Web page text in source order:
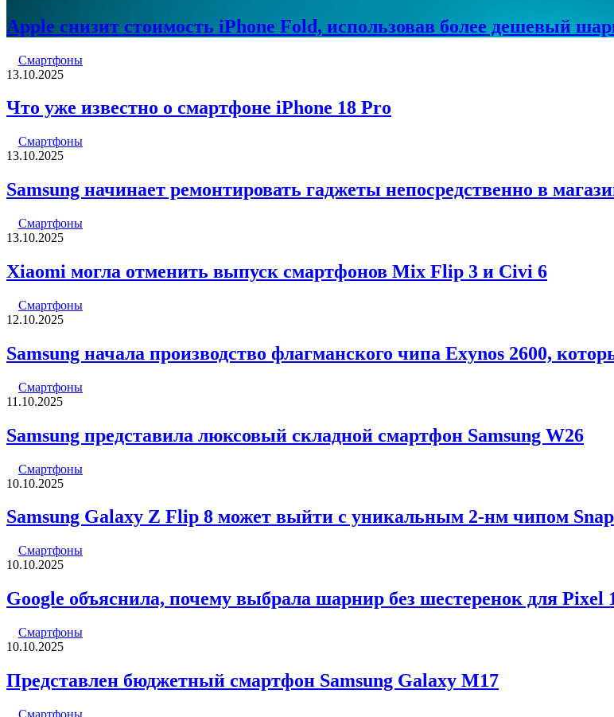
Apple снизит стоимость iPhone Fold, использовав более дешевый
Смартфоны
13.10.2025
Что уже известно о смартфоне iPhone 18 Pro
Смартфоны
13.10.2025
Samsung начинает ремонтировать гаджеты непосредственно в
Смартфоны
13.10.2025
Xiaomi могла отменить выпуск смартфонов Mix Flip 3 и Civi 6
Смартфоны
12.10.2025
Samsung начала производство флагманского чипа Exynos 2600,
Смартфоны
11.10.2025
Samsung представила люксовый складной смартфон Samsung W26
Смартфоны
10.10.2025
Samsung Galaxy Z Flip 8 может выйти с уникальным 2-нм чипом
Смартфоны
10.10.2025
Google объяснила, почему выбрала шарнир без шестеренок для Pixel
Смартфоны
10.10.2025
Представлен бюджетный смартфон Samsung Galaxy M17
Смартфоны